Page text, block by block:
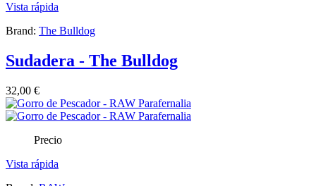
Vista rápida
Brand: The Bulldog
Sudadera - The Bulldog
32,00 €
Precio
Vista rápida